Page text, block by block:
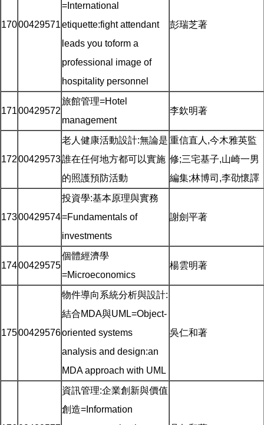
17000429571
=International
etiquette:fight attendant
leads you toform a
professional image of
hospitality personnel
彭瑞芝著
17100429572
旅館管理=Hotel
management
李欽明著
17200429573
老人健康活動設計:無論是
誰在任何地方都可以實施
的照護預防活動
重信直人,今木雅英監
修;三宅基子,山崎一男
編集;林博司,李劭懷譯
17300429574
投資學:基本原理與實務
=Fundamentals of
investments
謝劍平著
17400429575
個體經濟學
=Microeconomics
楊雲明著
17500429576
物件導向系統分析與設計:
結合MDA與UML=Object-
oriented systems
analysis and design:an
MDA approach with UML
吳仁和著
資訊管理:企業創新與價值
創造=Information